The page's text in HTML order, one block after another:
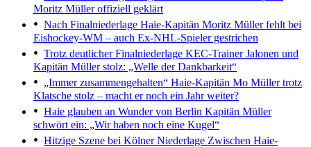
Moritz Müller offiziell geklärt
Nach Finalniederlage Haie-Kapitän Moritz Müller fehlt bei
Eishockey-WM – auch Ex-NHL-Spieler gestrichen
Trotz deutlicher Finalniederlage KEC-Trainer Jalonen und
Kapitän Müller stolz: „Welle der Dankbarkeit“
„Immer zusammengehalten“ Haie-Kapitän Mo Müller trotz
Klatsche stolz – macht er noch ein Jahr weiter?
Haie glauben an Wunder von Berlin Kapitän Müller
schwört ein: „Wir haben noch eine Kugel“
Hitzige Szene bei Kölner Niederlage Zwischen Haie-